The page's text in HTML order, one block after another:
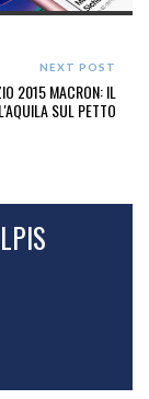
NEXT POST
2015 MACRON: IL
SUL PETTO